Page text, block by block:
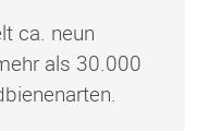
ca. neun
als 30.000